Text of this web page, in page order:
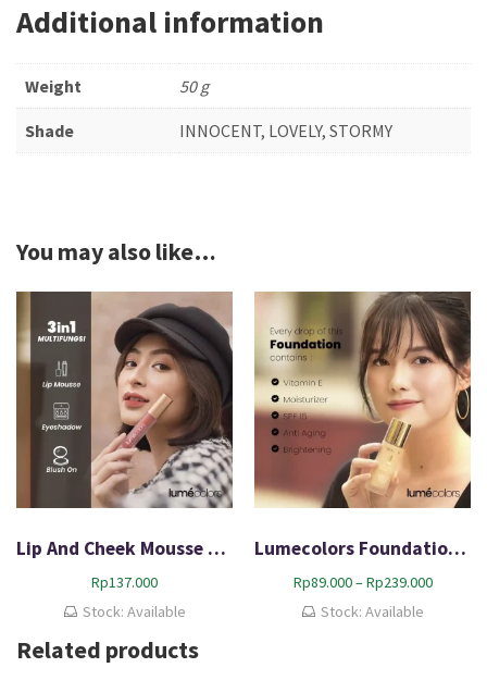
Additional information
Weight 50 g
Shade INNOCENT, LOVELY, STORMY
You may also like…
Lip And Cheek Mousse Lumecolors 3in1 Product Original
Rp137.000
Stock: Available
Lumecolors Foundation Full Coverage 100% Bpom
Rp89.000–Rp239.000P
Stock: Available
Related products